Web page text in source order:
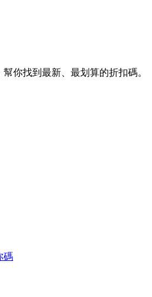
你找到最新、最划算的折扣碼。
碼